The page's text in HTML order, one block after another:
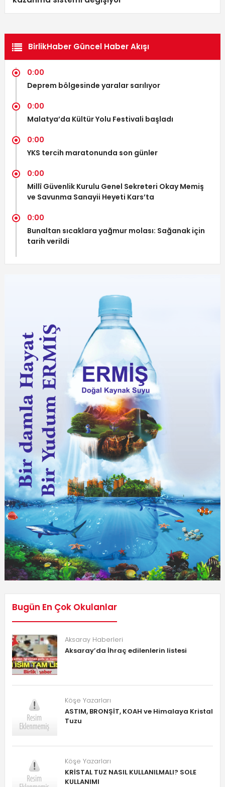
BirlikHaber Güncel Haber Akışı
0:00
Deprem bölgesinde yaralar sarılıyor
0:00
Malatya’da Kültür Yolu Festivali başladı
0:00
YKS tercih maratonunda son günler
0:00
Millî Güvenlik Kurulu Genel Sekreteri Okay Memiş
ve Savunma Sanayii Heyeti Kars’ta
0:00
Bunaltan sıcaklara yağmur molası: Sağanak için
tarih verildi
Bugün En Çok Okulanlar
Aksaray Haberleri
Aksaray’da İhraç edilenlerin listesi
Köşe Yazarları
ASTIM, BRONŞİT, KOAH ve Himalaya Kristal
Tuzu
Köşe Yazarları
KRİSTAL TUZ NASIL KULLANILMALI? SOLE
KULLANIMI